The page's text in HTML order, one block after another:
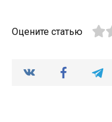
Оцените статью